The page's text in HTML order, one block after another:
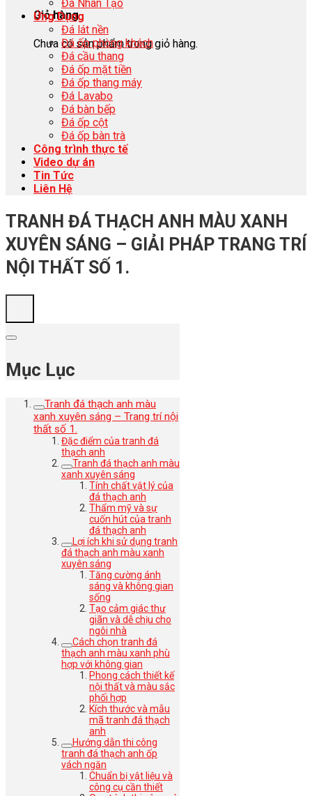
Giỏ hàng
Chưa có sản phẩm trong giỏ hàng.
Đá Nhân Tạo
Ứng Dụng
Đá lát nền
Đá ốp phòng khách
Đá cầu thang
Đá ốp mặt tiền
Đá ốp thang máy
Đá Lavabo
Đá bàn bếp
Đá ốp cột
Đá ốp bàn trà
Công trình thực tế
Video dự án
Tin Tức
Liên Hệ
TRANH ĐÁ THẠCH ANH MÀU XANH
XUYÊN SÁNG – GIẢI PHÁP TRANG TRÍ
NỘI THẤT SỐ 1.
Mục Lục
Tranh đá thạch anh màu
xanh xuyên sáng – Trang trí nội
thất số 1.
Đặc điểm của tranh đá
thạch anh
Tranh đá thạch anh màu
xanh xuyên sáng
Tính chất vật lý của
đá thạch anh
Thẩm mỹ và sự
cuốn hút của tranh
đá thạch anh
Lợi ích khi sử dụng tranh
đá thạch anh màu xanh
xuyên sáng
Tăng cường ánh
sáng và không gian
sống
Tạo cảm giác thư
giãn và dễ chịu cho
ngôi nhà
Cách chọn tranh đá
thạch anh màu xanh phù
hợp với không gian
Phong cách thiết kế
nội thất và màu sắc
phối hợp
Kích thước và mẫu
mã tranh đá thạch
anh
Hướng dẫn thi công
tranh đá thạch anh ốp
vách ngăn
Chuẩn bị vật liệu và
công cụ cần thiết